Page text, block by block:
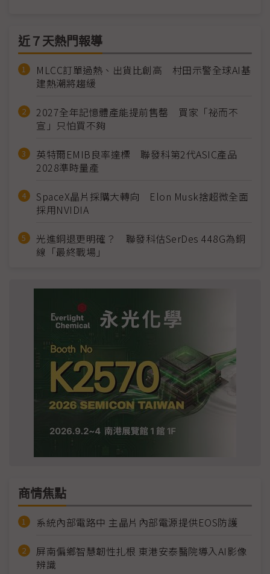
近７天熱門報導
MLCC訂單過熱、出貨比創高 村田示警全球AI基
建熱潮將趨緩
2027全年記憶體產能提前售罄 買家「祕而不
宣」只怕買不夠
英特爾EMIB良率達標 聯發科第2代ASIC產品
2028準時量產
SpaceX晶片採購大轉向 Elon Musk捨超微全面
採用NVIDIA
光進銅退更明確？ 聯發科估SerDes 448G為銅
線「最終戰場」
商情焦點
系統內部電路中 主晶片內部電源提供EOS防護
屏南偏鄉智慧韌性扎根 東港安泰醫院導入AI影像
辨識